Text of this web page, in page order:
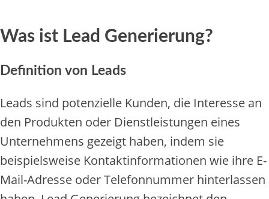
Was ist Lead Generierung?
Definition von Leads
Leads sind potenzielle Kunden, die Interesse an
den Produkten oder Dienstleistungen eines
Unternehmens gezeigt haben, indem sie
beispielsweise Kontaktinformationen wie ihre E-
Mail-Adresse oder Telefonnummer hinterlassen